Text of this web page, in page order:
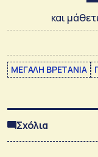
και
ΜΕΓΑΛΗ ΒΡΕΤΑΝΙΑ
Σχόλια